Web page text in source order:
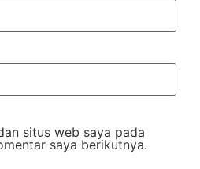
situs web saya pada
saya berikutnya.